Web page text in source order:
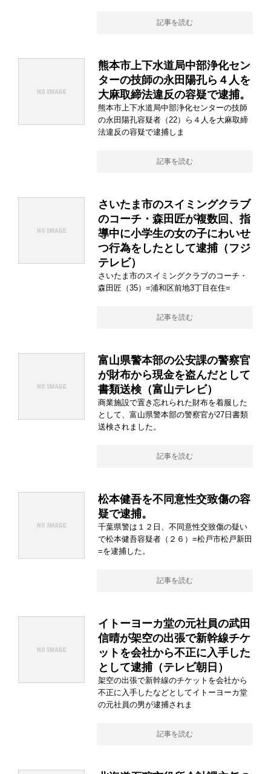
記事を読む
熊本市上下水道局中部浄化セン
ターの技師の永田陽孔ら４人を
大麻取締法違反の容疑で逮捕。
熊本市上下水道局中部浄化センターの技師
の永田陽孔容疑者（22）ら４人を大麻取締
法違反の容疑で逮捕しま
記事を読む
さいたま市のスイミングクラブ
のコーチ・森田匠が複数回、指
導中に小学生の女の子にわいせ
つ行為をしたとして逮捕（フジ
テレビ）
さいたま市のスイミングクラブのコーチ・
森田匠（35）=浦和区前地3丁目在住=
記事を読む
富山県警本部の公安課の警察官
が財布から現金を盗んだとして
書類送検（富山テレビ）
商業施設で置き忘れられた財布を着服した
として、富山県警本部の警察官が27日書類
送検されました。
記事を読む
松本健吾を不同意性交致傷の容
疑で逮捕。
千葉県警は１２日、不同意性交致傷の疑い
で松本健吾容疑者（２６）=松戸市松戸新田
=を逮捕した。
記事を読む
イトーヨーカ堂の元社員の武田
信晴が架空の出張で新幹線チケ
ットを会社から不正に入手した
として逮捕（テレビ朝日）
架空の出張で新幹線のチケットを会社から
不正に入手したなどとしてイトーヨーカ堂
の元社員の男が逮捕されま
記事を読む